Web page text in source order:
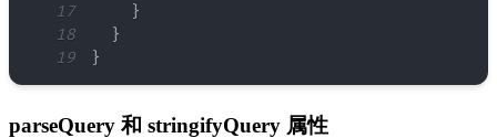
17
}
18
}
19
}
parseQuery 和 stringifyQuery 属性